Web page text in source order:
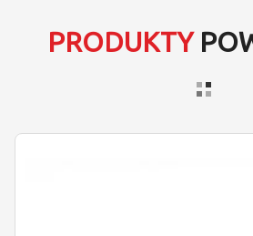
PRODUKTY